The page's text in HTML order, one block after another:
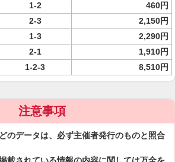
1-2
460円
2-3
2,150円
1-3
2,290円
2-1
1,910円
1-2-3 8,510円
注意事項
のデータは、必ず主催者発行のものと照合